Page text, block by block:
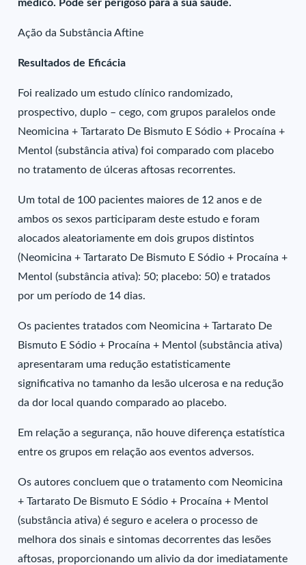
médico. Pode ser perigoso para a sua saúde.
Ação da Substância Aftine
Resultados de Eficácia
Foi realizado um estudo clínico randomizado,
prospectivo, duplo – cego, com grupos paralelos onde
Neomicina + Tartarato De Bismuto E Sódio + Procaína +
Mentol (substância ativa) foi comparado com placebo
no tratamento de úlceras aftosas recorrentes.
Um total de 100 pacientes maiores de 12 anos e de
ambos os sexos participaram deste estudo e foram
alocados aleatoriamente em dois grupos distintos
(Neomicina + Tartarato De Bismuto E Sódio + Procaína +
Mentol (substância ativa): 50; placebo: 50) e tratados
por um período de 14 dias.
Os pacientes tratados com Neomicina + Tartarato De
Bismuto E Sódio + Procaína + Mentol (substância ativa)
apresentaram uma redução estatisticamente
significativa no tamanho da lesão ulcerosa e na redução
da dor local quando comparado ao placebo.
Em relação a segurança, não houve diferença estatística
entre os grupos em relação aos eventos adversos.
Os autores concluem que o tratamento com Neomicina
+ Tartarato De Bismuto E Sódio + Procaína + Mentol
(substância ativa) é seguro e acelera o processo de
melhora dos sinais e sintomas decorrentes das lesões
aftosas, proporcionando um alivio da dor imediatamente